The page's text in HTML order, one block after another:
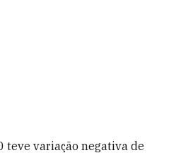
teve variação negativa de